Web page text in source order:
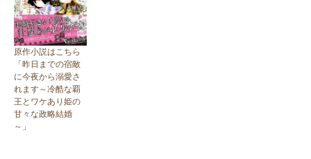
原作小説はこちら
「昨日までの宿敵
に今夜から溺愛さ
れます～冷酷な覇
王とワケあり姫の
甘々な政略結婚
～」